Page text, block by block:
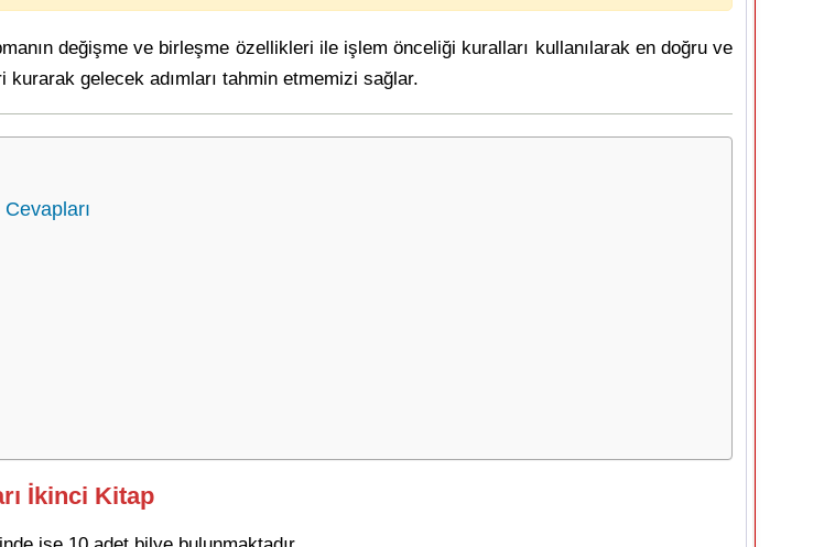
değişme ve birleşme özellikleri ile işlem önceliği kuralları kullanılarak en doğru ve
gelecek adımları tahmin etmemizi sağlar.
İkinci Kitap